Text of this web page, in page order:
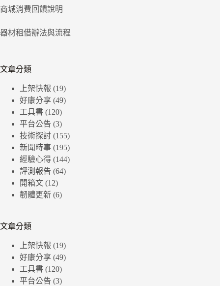
商城消費回饋說明
器材租借辦法與流程
文章分類
上架快報 (19)
好康分享 (49)
工具書 (120)
平台公告 (3)
技術探討 (155)
新聞時事 (195)
經驗心得 (144)
評測報告 (64)
開箱文 (12)
韌體更新 (6)
文章分類
上架快報 (19)
好康分享 (49)
工具書 (120)
平台公告 (3)